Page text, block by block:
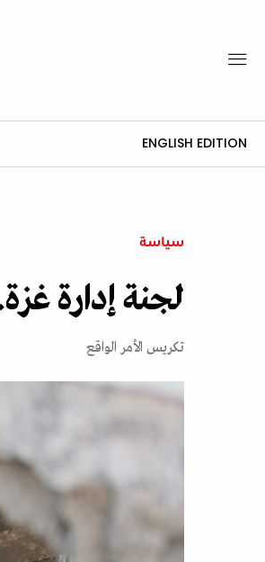
ENGLISH EDITION
سياسة
لجنة إدارة
تكريس الأمر الواقع